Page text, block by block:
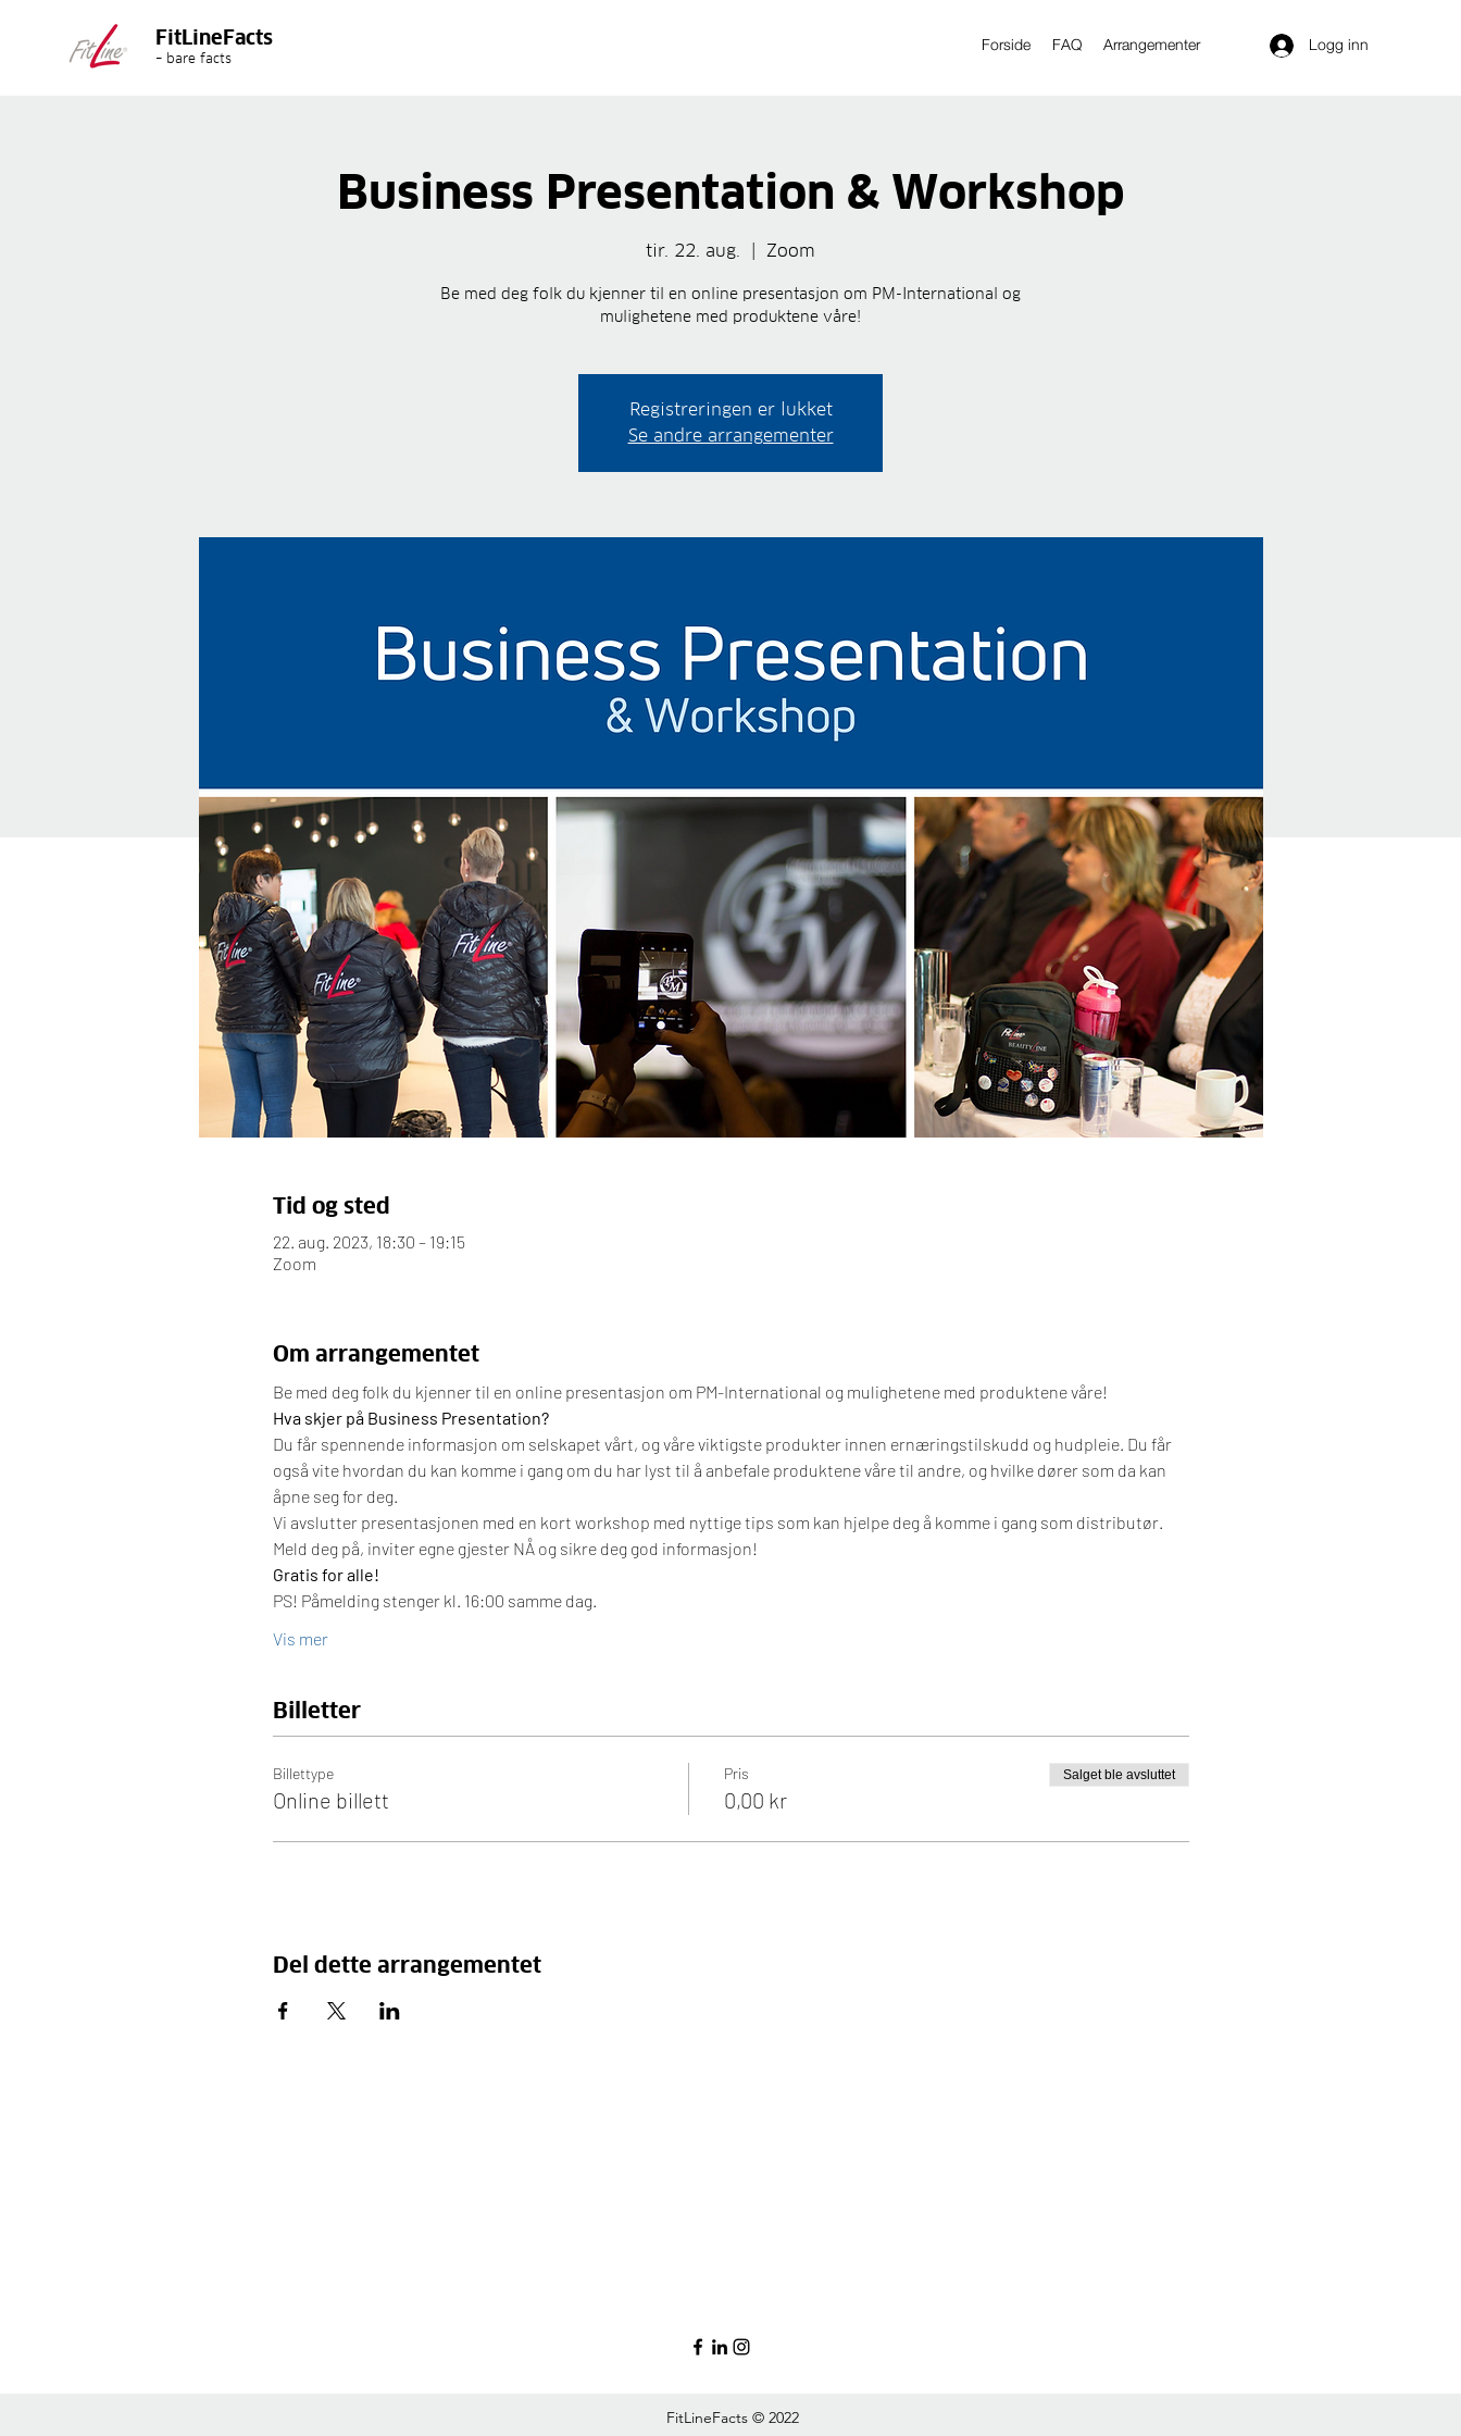
FitLineFacts
– bare facts
Forside FAQ Arrangementer Logg inn
Business Presentation & Workshop
tir. 22. aug.
  |
Zoom
Be med deg folk du kjenner til en online presentasjon om PM-International og
mulighetene med produktene våre!
Registreringen er lukket
Se andre arrangementer
Tid og sted
22. aug. 2023, 18:30 – 19:15
Zoom
Om arrangementet
Be med deg folk du kjenner til en online presentasjon om PM-International og mulighetene med produktene våre!
Hva skjer på Business Presentation?
Du får spennende informasjon om selskapet vårt, og våre viktigste produkter innen ernæringstilskudd og hudpleie. Du får
også vite hvordan du kan komme i gang om du har lyst til å anbefale produktene våre til andre, og hvilke dører som da kan
åpne seg for deg.
Vi avslutter presentasjonen med en kort workshop med nyttige tips som kan hjelpe deg å komme i gang som distributør.
Meld deg på, inviter egne gjester NÅ og sikre deg god informasjon!
Gratis for alle!
PS! Påmelding stenger kl. 16:00 samme dag.
Vis mer
Billetter
Billettype
Online billett
Pris
0,00 kr
Salget ble avsluttet
Del dette arrangementet
FitLineFacts © 2022